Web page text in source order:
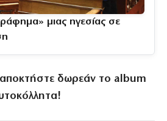
μιας ηγεσίας σε
δωρεάν το album